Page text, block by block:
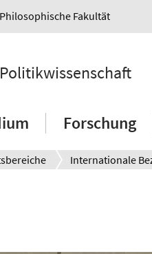
Philosophische Fakultät
Forschung